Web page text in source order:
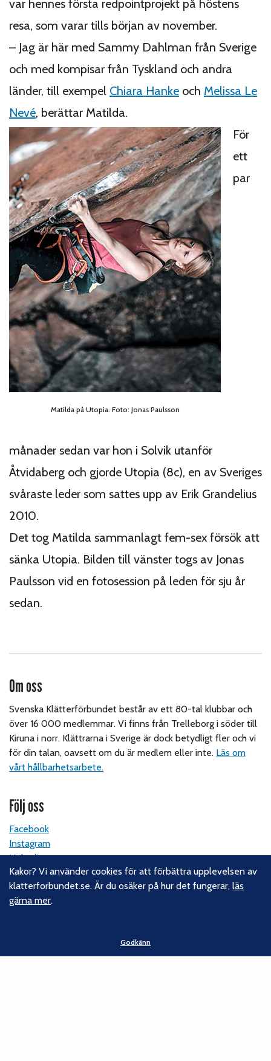
var hennes första redpointprojekt på höstens
resa, som varar tills början av november.
– Jag är här med Sammy Dahlman från Sverige
och med kompisar från Tyskland och andra
länder, till exempel Chiara Hanke och Melissa Le
Nevé, berättar Matilda.
Matilda på Utopia. Foto: Jonas Paulsson
För
ett
par
månader sedan var hon i Solvik utanför
Åtvidaberg och gjorde Utopia (8c), en av Sveriges
svåraste leder som sattes upp av Erik Grandelius
2010.
Det tog Matilda sammanlagt fem-sex försök att
sänka Utopia. Bilden till vänster togs av Jonas
Paulsson vid en fotosession på leden för sju år
sedan.
Om oss
Svenska Klätterförbundet består av ett 80-tal klubbar och
över 16 000 medlemmar. Vi finns från Trelleborg i söder till
Kiruna i norr. Klättrarna i Sverige är dock betydligt fler och vi
för din talan, oavsett om du är medlem eller inte. Läs om
vårt hållbarhetsarbete.
Följ oss
Facebook
Instagram
Linkedin
Nyhetsbrev
Kontakt
Kakor? Vi använder cookies för att förbättra upplevelsen av
klatterforbundet.se. Är du osäker på hur det fungerar,läs
gärna mer.
Godkänn